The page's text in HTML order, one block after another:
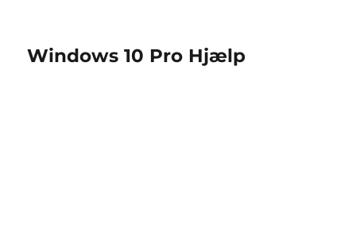
Windows 10 Pro Hjælp